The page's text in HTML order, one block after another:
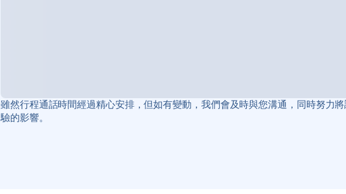
雖然行程通話時間經過精心安排，但如有變動，我們會及時與您溝通，同時努力
驗的影響。